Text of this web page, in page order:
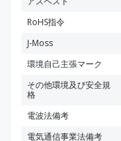
RoHS指令
J-Moss
環境自己主張マーク
その他環境及び安全規
格
電波法備考
電気通信事業法備考